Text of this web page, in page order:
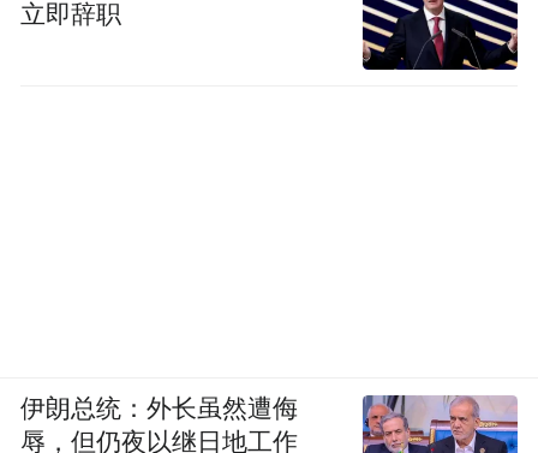
立即辞职
伊朗总统：外长虽然遭侮
辱，但仍夜以继日地工作